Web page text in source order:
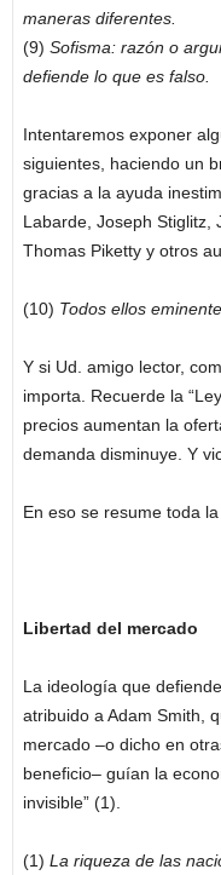
maneras diferentes.
(9) Sofisma: razón o
defiende lo que es falso.
Intentaremos exponer
siguientes, haciendo un
gracias a la ayuda
Labarde, Joseph Stiglitz,
Thomas Piketty y otros
(10) Todos ellos
Y si Ud. amigo lector,
importa. Recuerde la
precios aumentan la
demanda disminuye. Y
En eso se resume toda
Libertad del mercado
La ideología que
atribuido a Adam Smith,
mercado –o dicho en
beneficio– guían la
invisible” (1).
(1) La riqueza de las